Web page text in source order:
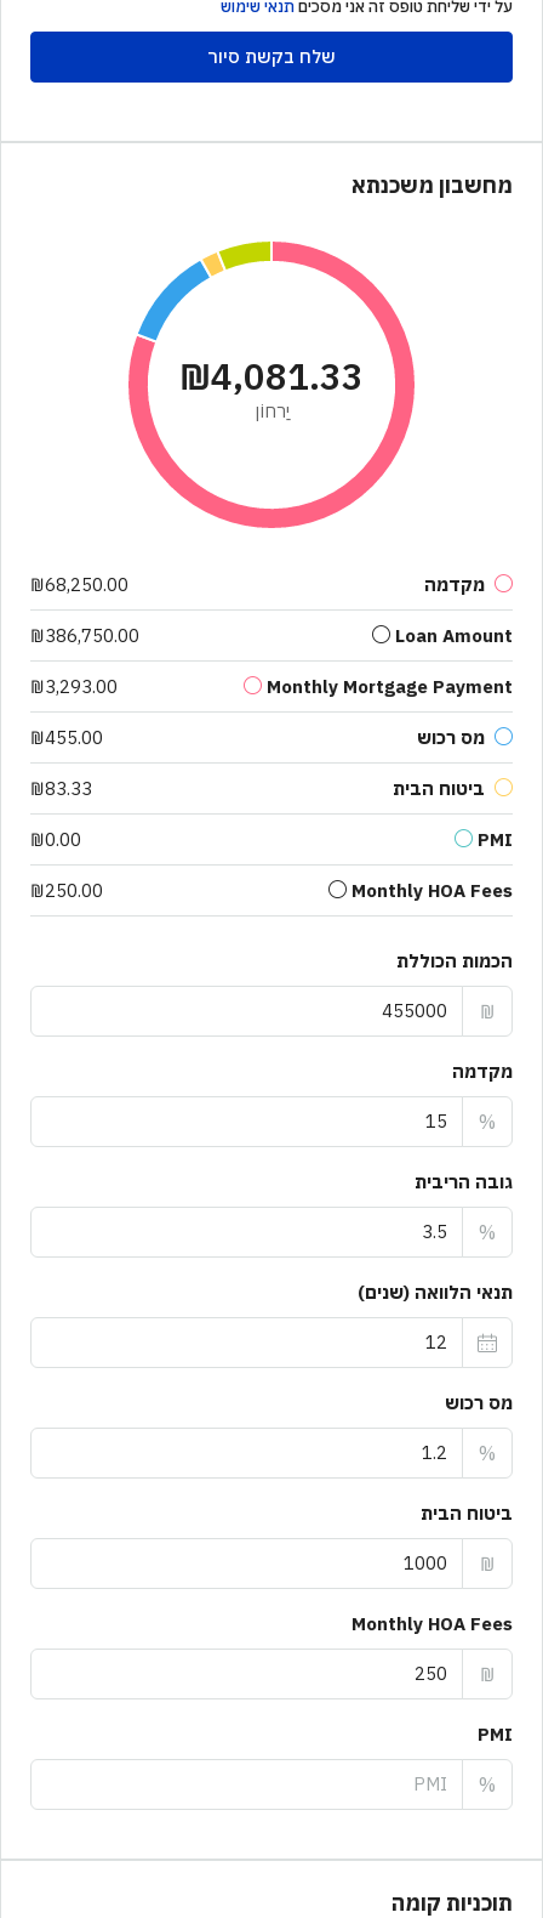
על ידי שליחת טופס זה אני מסכיםתנאי שימוש
שלח בקשת סיור
מחשבון משכנתא
₪4,081.33
יַרחוֹן
מקדמה ₪68,250.00
Loan Amount
₪386,750.00
Monthly Mortgage Payment
₪3,293.00
מס רכוש ₪455.00
ביטוח הבית ₪83.33
PMI
₪0.00
Monthly HOA Fees
₪250.00
הכמות הכוללת
₪
מקדמה
%
גובה הריבית
%
תנאי הלוואה (שנים)
מס רכוש
%
ביטוח הבית
₪
Monthly HOA Fees
₪
PMI
%
תוכניות קומה